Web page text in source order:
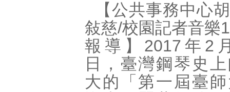
【公共事務中心
敍慈/校園記者音樂
報導】2017年2
日，臺灣鋼琴史
大的「第一屆臺